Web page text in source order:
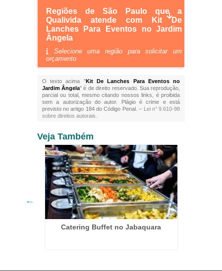
Regiões de São Paulo que a
Qualivida atende com Kit De
Lanches Para Eventos no Jardim
Ângela
Selecione uma região para solicitar um
orçamento
O texto acima "Kit De Lanches Para Eventos no
Jardim Ângela" é de direito reservado. Sua reprodução,
parcial ou total, mesmo citando nossos links, é proibida
sem a autorização do autor. Plágio é crime e está
previsto no artigo 184 do Código Penal. – Lei n° 9.610-98
sobre direitos autorais
Veja Também
Catering Buffet no Jabaquara